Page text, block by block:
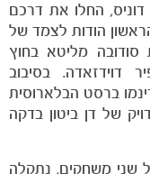
דוניס, החלו את דרכם
הראשון הודות לצמד של
בשלב הבא הביסו 3:0 את סודובה מליטא בחוץ
דוידזאדה. בסיבוב
ברסט הבלארוסית
של דן ביטון בדקה
שני משחקים, נתקלה